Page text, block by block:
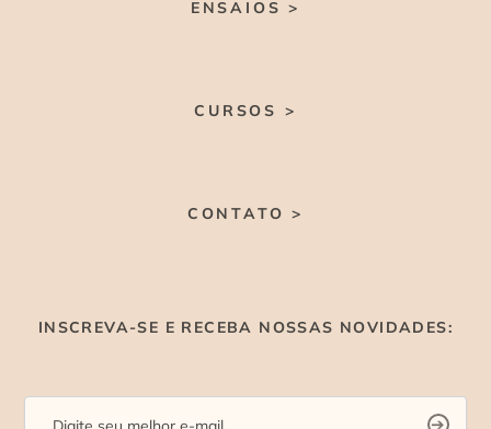
ENSAIOS >
CURSOS >
CONTATO >
INSCREVA-SE E RECEBA NOSSAS NOVIDADES: